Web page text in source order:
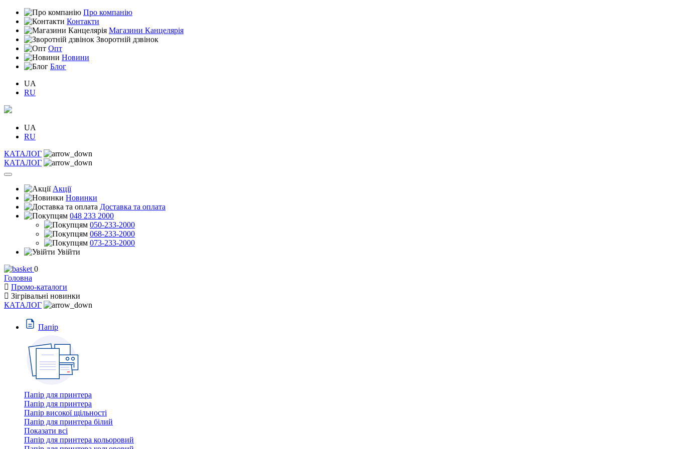
Про компанію
Контакти
Магазини Канцелярія
Зворотній дзвінок
Опт
Новини
Блог
UA
RU
UA
RU
КАТАЛОГ
КАТАЛОГ
Акції
Новинки
Доставка та оплата
048 233 2000
050-233-2000
068-233-2000
073-233-2000
Увійти
0
Головна
Промо-каталоги
Зігрівальні новинки
КАТАЛОГ
Пaпiр
Папір для принтера
Папір для принтера
Папір високої щільності
Папір для принтера білий
Показати всі
Папір для принтера кольоровий